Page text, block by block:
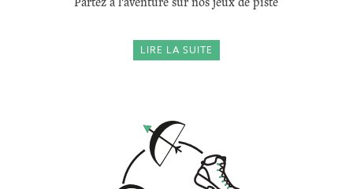
LIRE LA SUITE